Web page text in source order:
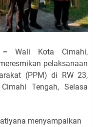
–Wali Kota Cimahi,
pelaksanaan
(PPM) di RW 23,
Tengah, Selasa
menyampaikan